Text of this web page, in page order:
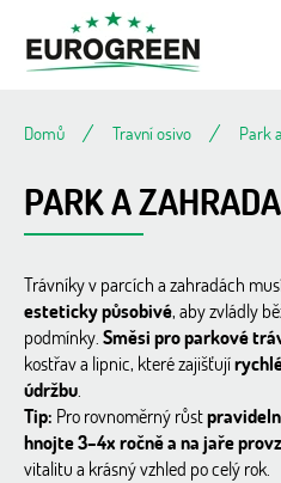
obsah
Domů Travní osivo Park
PARK A ZAHRADA
Trávníky v parcích a zahradách
esteticky působivé, aby zvládly
podmínky. Směsi pro parkové
kostřav a lipnic, které zajišťují
údržbu
Tip: Pro rovnoměrný růst
hnojte 3–4x ročně a na jaře
vitalitu a krásný vzhled po celý rok.